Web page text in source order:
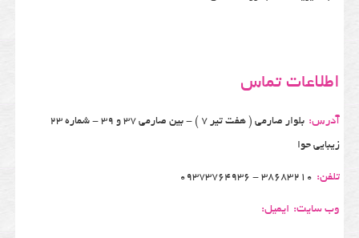
اطلاعات تماس
آدرس: بلوار صارمی ( هفت تیر 7 ) - بین صارمی 37 و 39 - شماره 23
زیبایی حوا
تلفن: 38683210 - 09373764936
وب سایت: ایمیل: